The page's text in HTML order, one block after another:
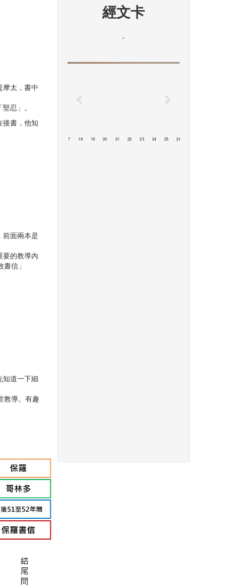
太，書中
忍」。
後書，他知
前面兩本是
要的教導內
信」
知道一下細
教導。有趣
經文卡
-
17 18 19 20 21 22 23 24 25 26